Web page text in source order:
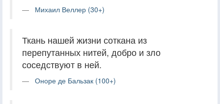
Михаил Веллер (30+)
Ткань нашей жизни соткана из
перепутанных нитей, добро и зло
соседствуют в ней.
Оноре де Бальзак (100+)